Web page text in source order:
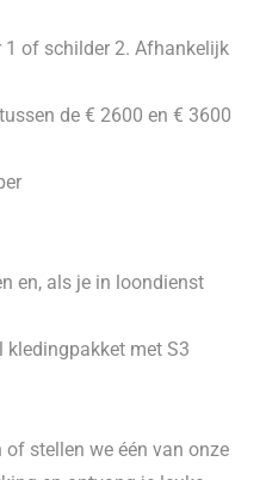
of schilder 2. Afhankelijk
de € 2600 en € 3600
en, als je in loondienst
kledingpakket met S3
stellen we één van onze